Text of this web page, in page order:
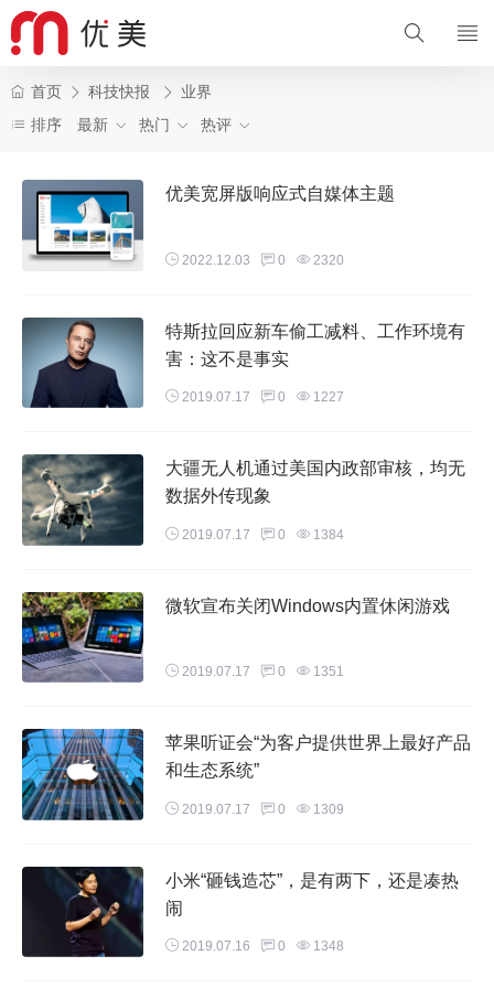
首页 科技快报
业界
排序
最新 热门 热评
优美宽屏版响应式自媒体主题
2022.12.03 0 2320
特斯拉回应新车偷工减料、工作环境有
害：这不是事实
2019.07.17 0 1227
大疆无人机通过美国内政部审核，均无
数据外传现象
2019.07.17 0 1384
微软宣布关闭Windows内置休闲游戏
2019.07.17 0 1351
苹果听证会“为客户提供世界上最好产品
和生态系统”
2019.07.17 0 1309
小米“砸钱造芯”，是有两下，还是凑热
闹
2019.07.16 0 1348